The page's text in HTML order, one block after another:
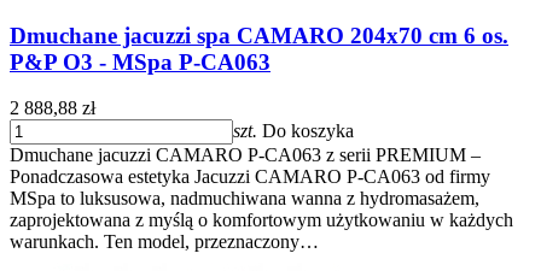
Dmuchane jacuzzi spa CAMARO 204x70 cm 6 os.
P&P O3 - MSpa P-CA063
2 888,88 zł
szt. Do koszyka
Dmuchane jacuzzi CAMARO P-CA063 z serii PREMIUM –
Ponadczasowa estetyka Jacuzzi CAMARO P-CA063 od firmy
MSpa to luksusowa, nadmuchiwana wanna z hydromasażem,
zaprojektowana z myślą o komfortowym użytkowaniu w każdych
warunkach. Ten model, przeznaczony…